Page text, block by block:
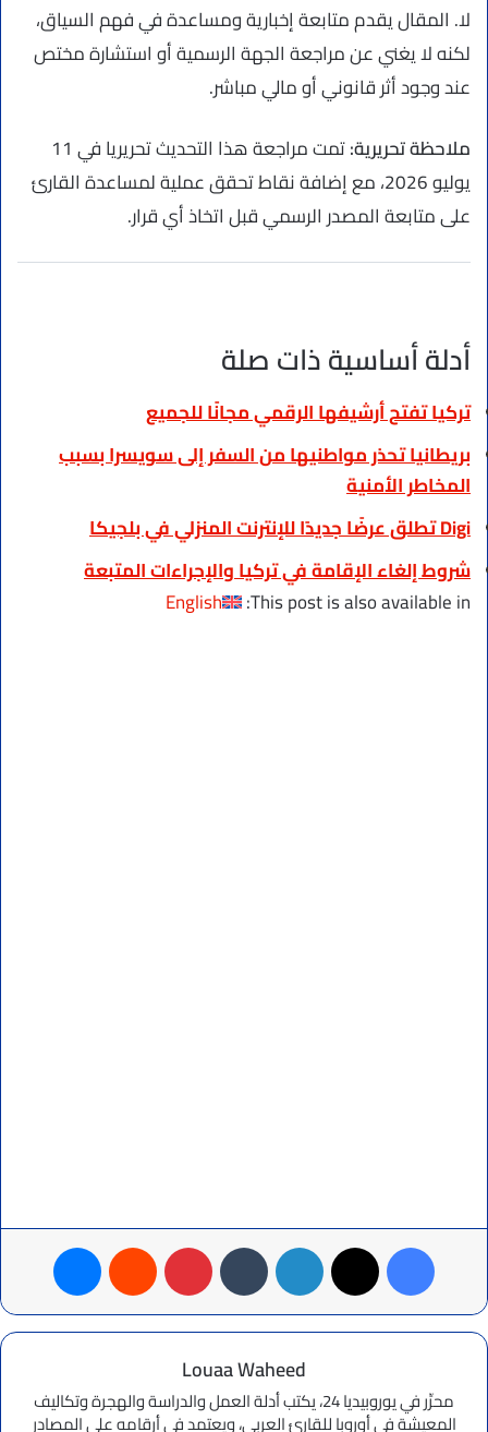
لا. المقال يقدم متابعة إخبارية ومساعدة في فهم السياق،
لكنه لا يغني عن مراجعة الجهة الرسمية أو استشارة مختص
عند وجود أثر قانوني أو مالي مباشر.
ملاحظة تحريرية:
تمت مراجعة هذا التحديث تحريريا في 11
يوليو 2026، مع إضافة نقاط تحقق عملية لمساعدة القارئ
على متابعة المصدر الرسمي قبل اتخاذ أي قرار.
أدلة أساسية ذات صلة
تركيا تفتح أرشيفها الرقمي مجانًا للجميع
بريطانيا تحذر مواطنيها من السفر إلى سويسرا بسبب
المخاطر الأمنية
Digi تطلق عرضًا جديدًا للإنترنت المنزلي في بلجيكا
شروط إلغاء الإقامة في تركيا والإجراءات المتبعة
This post is also available in:
English
فيسبوك لينكدإن بينتيريست ماسنجر
Louaa Waheed
محرِّر في يوروبيديا 24، يكتب أدلة العمل والدراسة والهجرة وتكاليف
المعيشة في أوروبا للقارئ العربي، ويعتمد في أرقامه على المصادر